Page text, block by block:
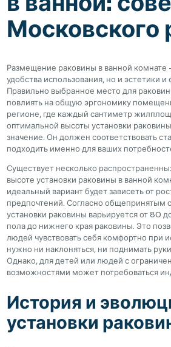
Московского
Размещение раковины в ванной комнате
удобства использования, но и эстетики
Правильно выбранное место для
повлиять на общую эргономику
регионе, где каждый сантиметр
оптимальной высоты установки
значение. Он должен соответствовать
подходить именно для ваших
Существует несколько
высоте установки раковины в ванной
идеальный вариант будет зависеть от
предпочтений. Согласно общепринятым
установки раковины варьируется от 80
пола до нижнего края раковины. Это
людей чувствовать себя комфортно при
нужно ни наклоняться, ни поднимать
Однако, для детей или людей с
возможностями может потребоваться
История и
установки